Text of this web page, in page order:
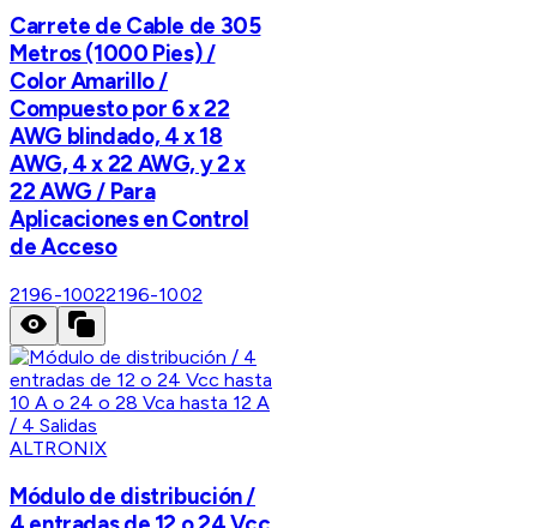
Carrete de Cable de 305
Metros (1000 Pies) /
Color Amarillo /
Compuesto por 6 x 22
AWG blindado, 4 x 18
AWG, 4 x 22 AWG, y 2 x
22 AWG / Para
Aplicaciones en Control
de Acceso
2196-10022196-1002
ALTRONIX
Módulo de distribución /